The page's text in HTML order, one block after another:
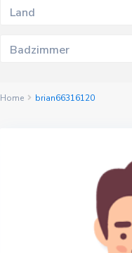
Land
Badzimmer
Home brian66316120